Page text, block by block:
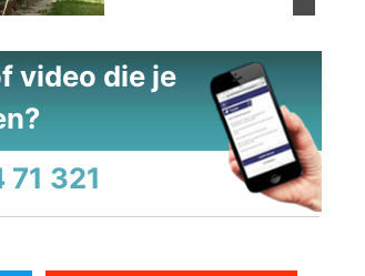
video die je
321